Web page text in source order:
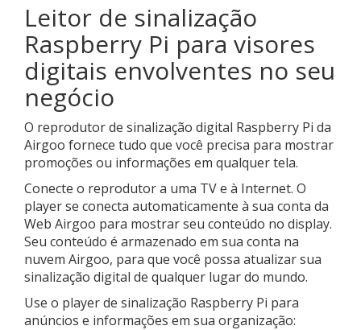
Leitor de sinalização
Raspberry Pi para visores
digitais envolventes no seu
negócio
O reprodutor de sinalização digital Raspberry Pi da
Airgoo fornece tudo que você precisa para mostrar
promoções ou informações em qualquer tela.
Conecte o reprodutor a uma TV e à Internet. O
player se conecta automaticamente à sua conta da
Web Airgoo para mostrar seu conteúdo no display.
Seu conteúdo é armazenado em sua conta na
nuvem Airgoo, para que você possa atualizar sua
sinalização digital de qualquer lugar do mundo.
Use o player de sinalização Raspberry Pi para
anúncios e informações em sua organização: